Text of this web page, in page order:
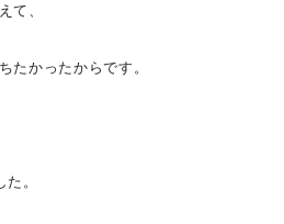
て、
たかったからです。
。